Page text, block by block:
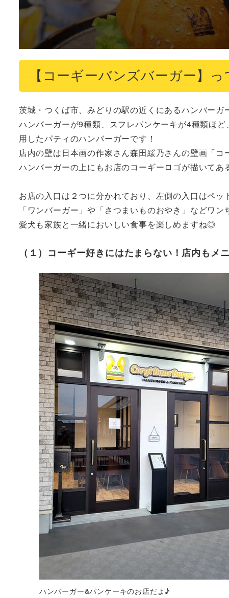
【コーギーバンズバーガー】
茨城・つくば市、みどりの駅の近くにあるハンバーガ
ハンバーガーが9種類、スフレパンケーキが4種類ほ
用したパティのハンバーガーです！
店内の壁は日本画の作家さん森田緩乃さんの壁画「コ
ハンバーガーの上にもお店のコーギーロゴが描いて
お店の入口は２つに分かれており、左側の入口はペッ
「ワンバーガー」や「さつまいものおやき」などワン
愛犬も家族と一緒においしい食事を楽しめますね◎
（１）コーギー好きにはたまらない！店内も
ハンバーガー&パンケーキのお店だよ♪